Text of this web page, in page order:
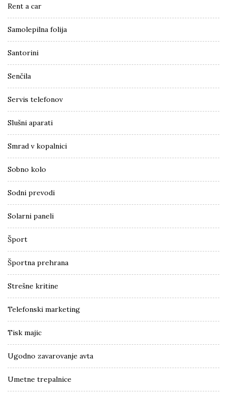
Rent a car
Samolepilna folija
Santorini
Senčila
Servis telefonov
Slušni aparati
Smrad v kopalnici
Sobno kolo
Sodni prevodi
Solarni paneli
Šport
Športna prehrana
Strešne kritine
Telefonski marketing
Tisk majic
Ugodno zavarovanje avta
Umetne trepalnice